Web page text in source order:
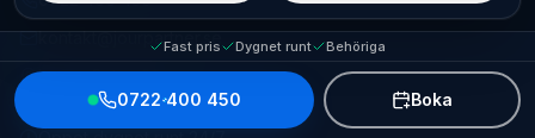
kontakt@jourpartner.se
Lugna Gatan 33
Malmö
Fast pris Dygnet runt Behöriga
0722 400 450 Boka